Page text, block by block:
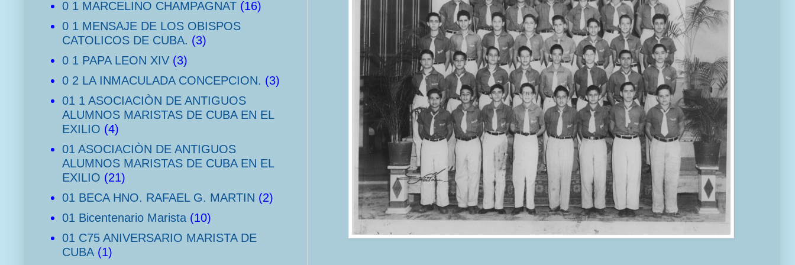
0 1 MARCELINO CHAMPAGNAT (16)
0 1 MENSAJE DE LOS OBISPOS
CATOLICOS DE CUBA. (3)
0 1 PAPA LEON XIV (3)
0 2 LA INMACULADA CONCEPCION. (3)
01 1 ASOCIACIÒN DE ANTIGUOS
ALUMNOS MARISTAS DE CUBA EN EL
EXILIO (4)
01 ASOCIACIÒN DE ANTIGUOS
ALUMNOS MARISTAS DE CUBA EN EL
EXILIO (21)
01 BECA HNO. RAFAEL G. MARTIN (2)
01 Bicentenario Marista (10)
01 C75 ANIVERSARIO MARISTA DE
CUBA (1)